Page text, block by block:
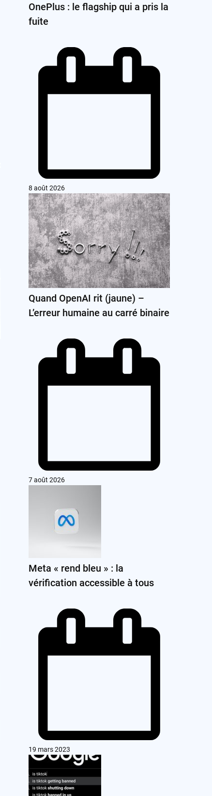
OnePlus : le flagship qui a pris la
fuite
8 août 2026
Quand OpenAI rit (jaune) –
L’erreur humaine au carré binaire
7 août 2026
Meta « rend bleu » : la
vérification accessible à tous
19 mars 2023